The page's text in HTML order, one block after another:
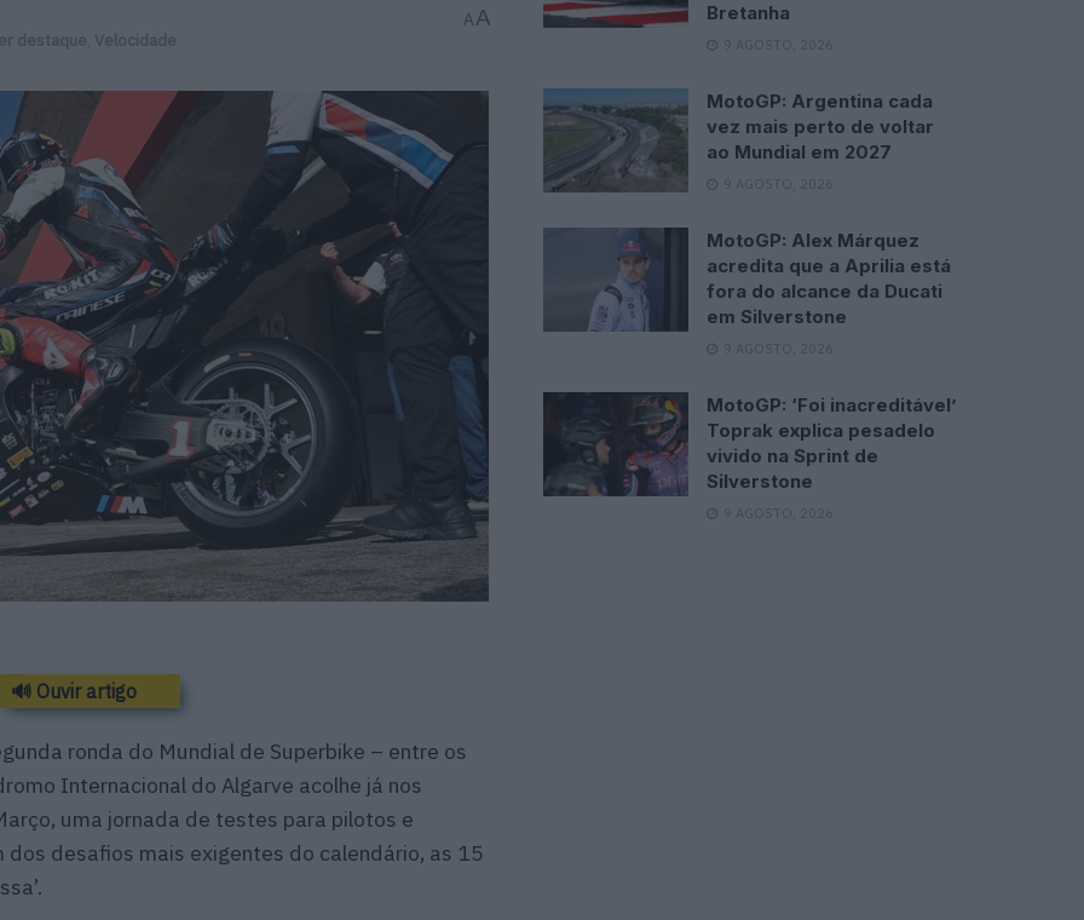
destaque Velocidade
AA
🔊 Ouvir artigo
ronda do Mundial de Superbike – entre os
Internacional do Algarve acolhe já nos
uma jornada de testes para pilotos e
desafios mais exigentes do calendário, as 15
Bretanha
9 AGOSTO, 2026
MotoGP: Argentina cada
vez mais perto de voltar
ao Mundial em 2027
9 AGOSTO, 2026
MotoGP: Alex Márquez
acredita que a Aprilia está
fora do alcance da Ducati
em Silverstone
9 AGOSTO, 2026
MotoGP: ‘Foi inacreditável’
Toprak explica pesadelo
vivido na Sprint de
Silverstone
9 AGOSTO, 2026